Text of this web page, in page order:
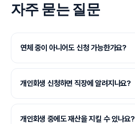
자주 묻는 질문
연체 중이 아니어도 신청 가능한가요?
개인회생 신청하면 직장에 알려지나요?
개인회생 중에도 재산을 지킬 수 있나요?